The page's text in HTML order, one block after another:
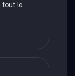
tout le